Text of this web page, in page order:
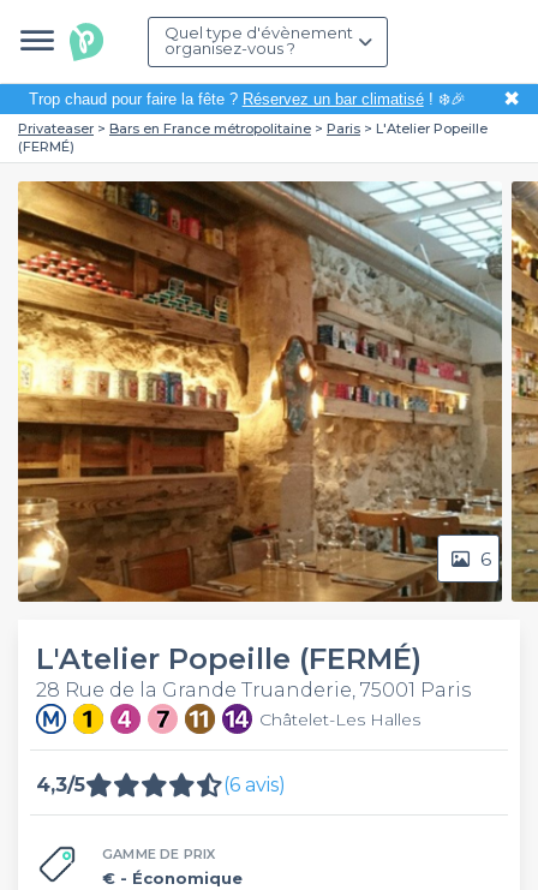
Quel type d'évènement
organisez-vous ?
Trop chaud pour faire la fête ? Réservez un bar climatisé! ❄️🎉 ✖
Privateaser Bars en France métropolitaine Paris
L'Atelier Popeille
(FERMÉ)
6
L'Atelier Popeille (FERMÉ)
28 Rue de la Grande Truanderie, 75001 Paris
Châtelet-Les Halles
4,3/5 (6 avis)
GAMME DE PRIX
€ - Économique